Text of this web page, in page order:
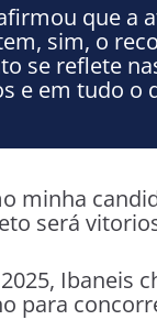
que a
sim, o
se reflete
e em tudo o
minha
será
Ibaneis
para